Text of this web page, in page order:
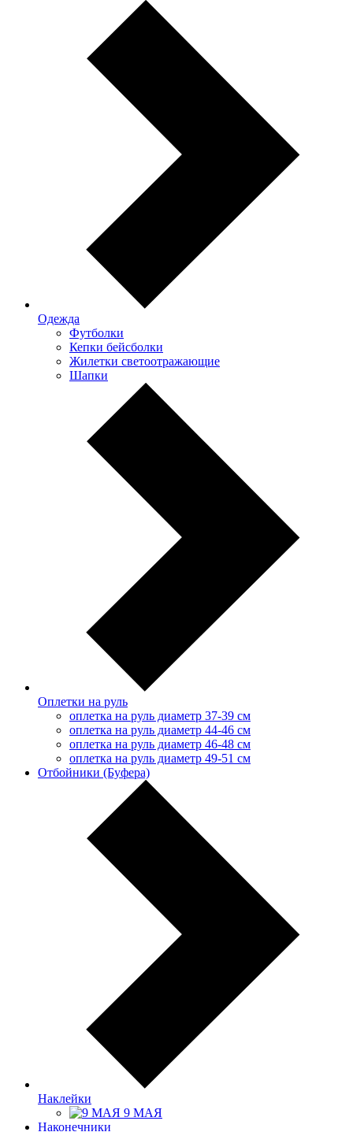
Одежда
Футболки
Кепки бейсболки
Жилетки светоотражающие
Шапки
Оплетки на руль
оплетка на руль диаметр 37-39 см
оплетка на руль диаметр 44-46 см
оплетка на руль диаметр 46-48 см
оплетка на руль диаметр 49-51 см
Отбойники (Буфера)
Наклейки
9 МАЯ
Наконечники